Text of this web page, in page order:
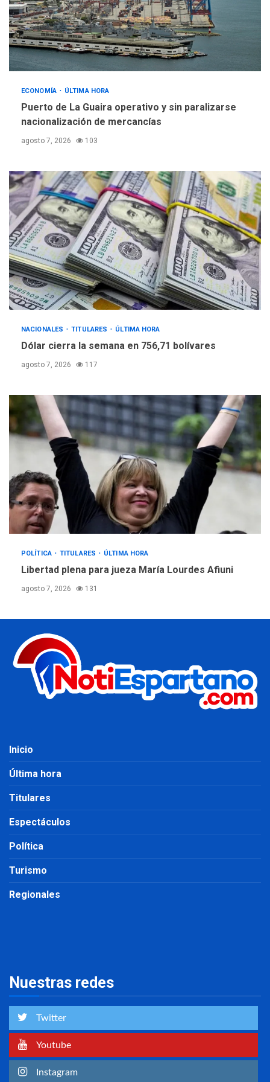
ECONOMÍA ÚLTIMA HORA
Puerto de La Guaira operativo y sin paralizarse
nacionalización de mercancías
agosto 7, 2026 103
NACIONALES TITULARES ÚLTIMA HORA
Dólar cierra la semana en 756,71 bolívares
agosto 7, 2026 117
POLÍTICA TITULARES ÚLTIMA HORA
Libertad plena para jueza María Lourdes Afiuni
agosto 7, 2026 131
Inicio
Última hora
Titulares
Espectáculos
Política
Turismo
Regionales
Nuestras redes
Twitter
Youtube
Instagram